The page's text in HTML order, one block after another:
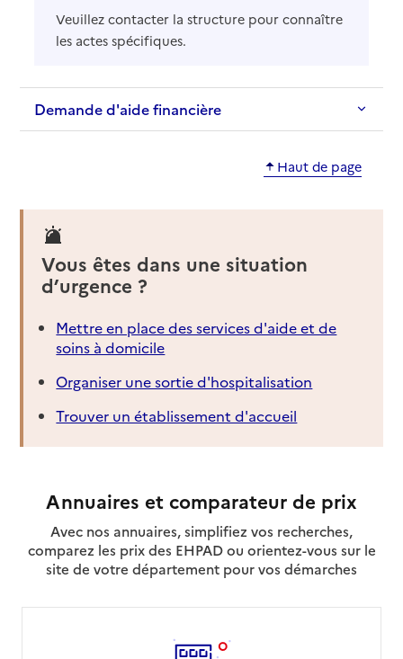
Veuillez contacter la structure pour connaître
les actes spécifiques.
Demande d'aide financière
Haut de page
Vous êtes dans une situation
d’urgence ?
Mettre en place des services d'aide et de
soins à domicile
Organiser une sortie d'hospitalisation
Trouver un établissement d'accueil
Annuaires et comparateur de prix
Avec nos annuaires, simplifiez vos recherches,
comparez les prix des EHPAD ou orientez-vous sur le
site de votre département pour vos démarches